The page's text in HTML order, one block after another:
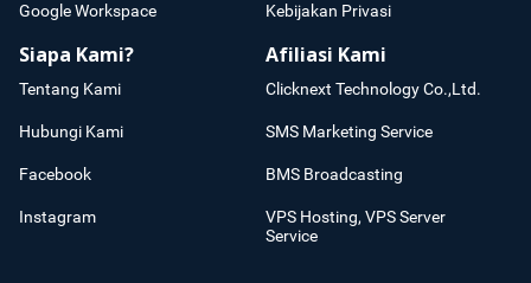
Google Workspace Kebijakan Privasi
Siapa Kami?
Tentang Kami
Hubungi Kami
Facebook
Instagram
Afiliasi Kami
Clicknext Technology Co.,Ltd.
SMS Marketing Service
BMS Broadcasting
VPS Hosting, VPS Server
Service